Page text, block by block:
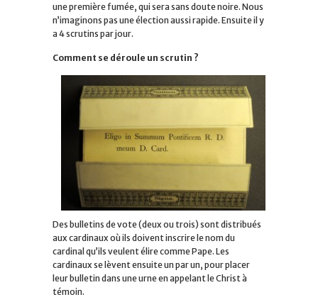
une première fumée, qui sera sans doute noire. Nous
n’imaginons pas une élection aussi rapide. Ensuite il y
a 4 scrutins par jour.
Comment se déroule un scrutin ?
Des bulletins de vote (deux ou trois) sont distribués
aux cardinaux où ils doivent inscrire le nom du
cardinal qu’ils veulent élire comme Pape. Les
cardinaux se lèvent ensuite un par un, pour placer
leur bulletin dans une urne en appelant le Christ à
témoin.